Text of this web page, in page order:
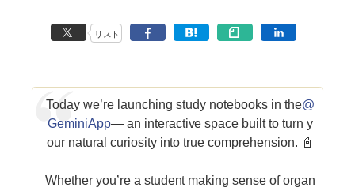
リスト
Today we’re launching study notebooks in the@
GeminiApp— an interactive space built to turn y
our natural curiosity into true comprehension. 📓
Whether you’re a student making sense of organ